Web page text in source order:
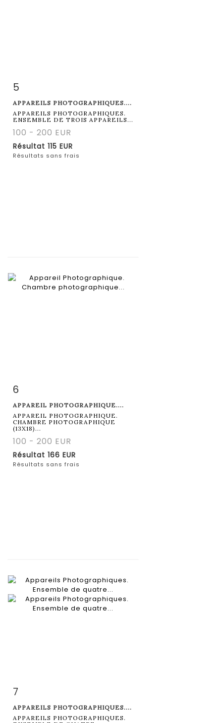
Fiche détaillée
5
APPAREILS PHOTOGRAPHIQUES....
APPAREILS PHOTOGRAPHIQUES.
ENSEMBLE DE TROIS APPAREILS...
100 - 200 EUR
Résultat 115 EUR
Résultats sans frais
Fiche détaillée
6
APPAREIL PHOTOGRAPHIQUE....
APPAREIL PHOTOGRAPHIQUE.
CHAMBRE PHOTOGRAPHIQUE
(13X18)...
100 - 200 EUR
Résultat 166 EUR
Résultats sans frais
Fiche détaillée
7
APPAREILS PHOTOGRAPHIQUES....
APPAREILS PHOTOGRAPHIQUES.